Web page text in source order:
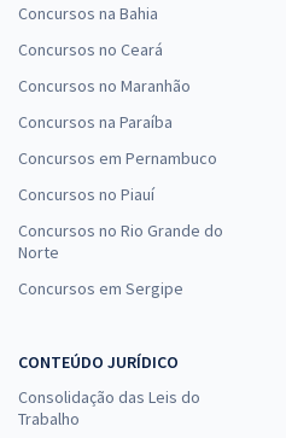
Concursos na Bahia
Concursos no Ceará
Concursos no Maranhão
Concursos na Paraíba
Concursos em Pernambuco
Concursos no Piauí
Concursos no Rio Grande do
Norte
Concursos em Sergipe
CONTEÚDO JURÍDICO
Consolidação das Leis do
Trabalho